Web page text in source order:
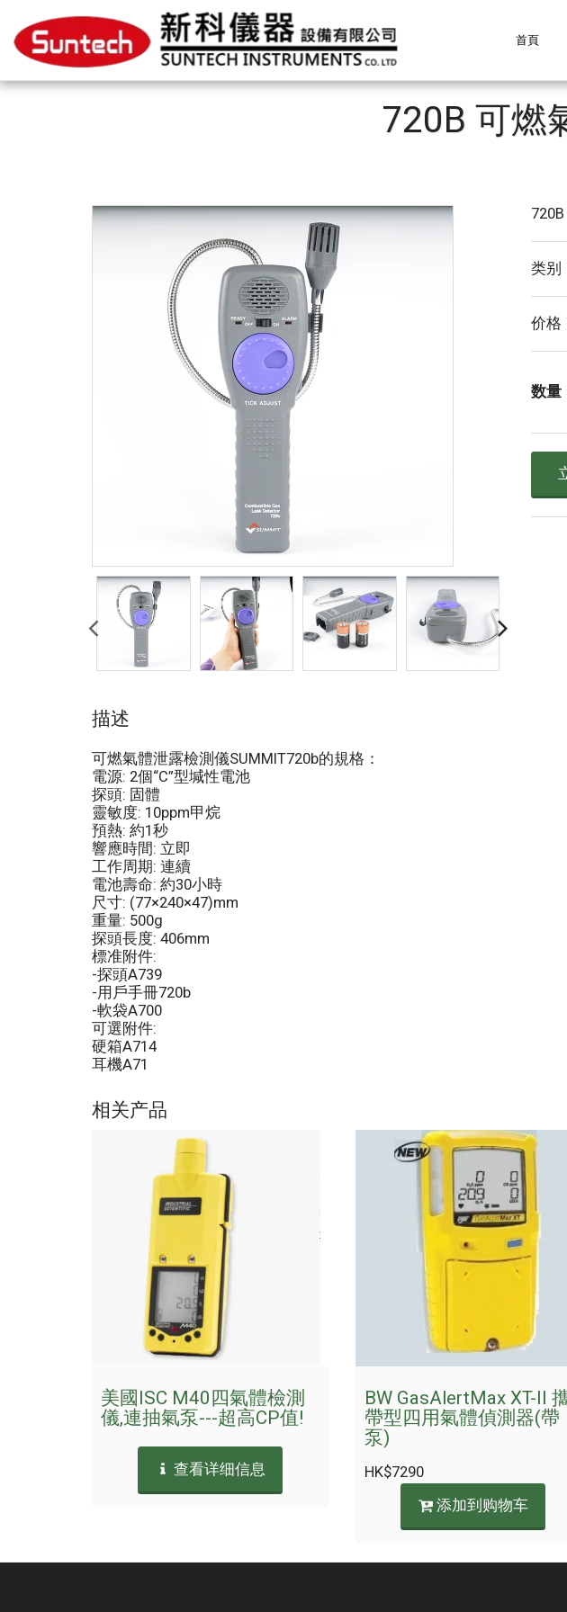
首頁
720B 可燃
类别
价格
数量
描述
可燃氣體泄露檢測儀SUMMIT720b的規格：
電源: 2個“C”型堿性電池
探頭: 固體
靈敏度: 10ppm甲烷
預熱: 約1秒
響應時間: 立即
工作周期: 連續
電池壽命: 約30小時
尺寸: (77×240×47)mm
重量: 500g
探頭長度: 406mm
標准附件:
-探頭A739
-用戶手冊720b
-軟袋A700
可選附件:
硬箱A714
耳機A71
相关产品
美國ISC M40四氣體檢測
儀,連抽氣泵---超高CP值!
查看详细信息
BW GasAlertMax XT-II
帶型四用氣體偵測器(帶
泵)
HK$7290
添加到购物车